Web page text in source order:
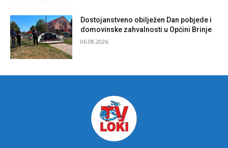
Dostojanstveno obilježen Dan pobjede i
domovinske zahvalnosti u Općini Brinje
06.08.2026.